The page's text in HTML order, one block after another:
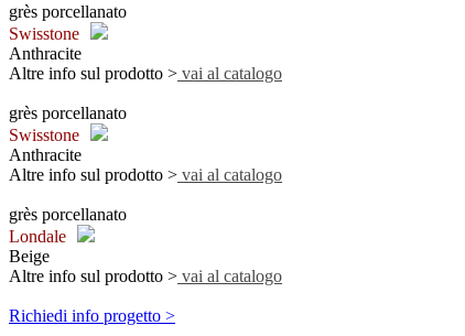
grès porcellanato
Swisstone
Anthracite
Altre info sul prodotto > vai al catalogo
grès porcellanato
Swisstone
Anthracite
Altre info sul prodotto > vai al catalogo
grès porcellanato
Londale
Beige
Altre info sul prodotto > vai al catalogo
Richiedi info progetto >